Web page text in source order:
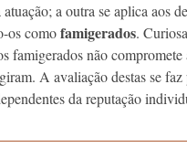
a outra se aplica aos
os comofamigerados.
famigerados não
A avaliação destas se
da reputação